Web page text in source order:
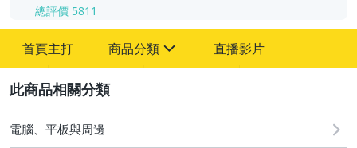
-
總評價 5811
首頁主打 商品分類 直播影片
電腦、平板與周邊